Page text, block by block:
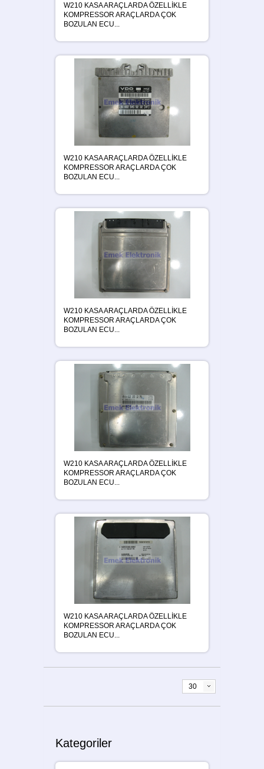
W210 KASA ARAÇLARDA ÖZELLİKLE
KOMPRESSOR ARAÇLARDA ÇOK
BOZULAN ECU...
W210 KASA ARAÇLARDA ÖZELLİKLE
KOMPRESSOR ARAÇLARDA ÇOK
BOZULAN ECU...
W210 KASA ARAÇLARDA ÖZELLİKLE
KOMPRESSOR ARAÇLARDA ÇOK
BOZULAN ECU...
W210 KASA ARAÇLARDA ÖZELLİKLE
KOMPRESSOR ARAÇLARDA ÇOK
BOZULAN ECU...
W210 KASA ARAÇLARDA ÖZELLİKLE
KOMPRESSOR ARAÇLARDA ÇOK
BOZULAN ECU...
30
Kategoriler